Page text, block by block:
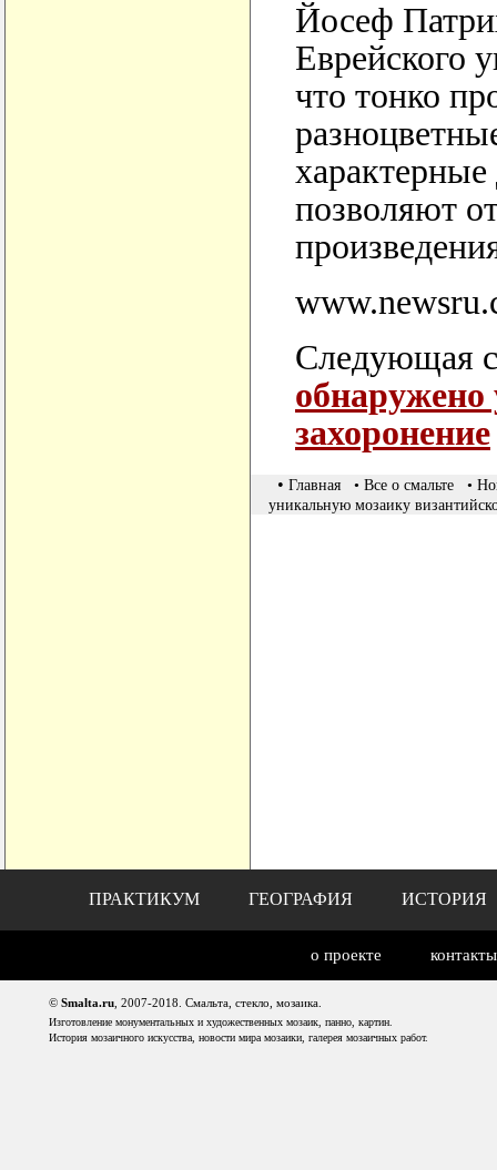
Йосеф
Еврейского
что тонко
позволяют
Следующая
захоронение
• Главная • Все о смальте
•
уникальную мозаику
ПРАКТИКУМ ГЕОГРАФИЯ ИСТОРИЯ
о проекте контакты
© Smalta.ru , 2007-2018. Смальта, стекло, мозаика.
Изготовление монументальных и художественных мозаик, панно, картин.
История мозаичного искусства, новости мира мозаики, галерея мозаичных работ.